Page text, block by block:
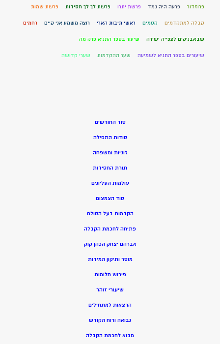
פרוזדור פרעה היה גמד פרשת יתרו פרשת לך לך חסידות פרשת שמות
קבלה למתקדמים קסמים ראשי תיבות הארי רוצה משמע אני קיים רחמים
שבאבניקים לצפייה ישירה שיעור בספר התניא פרק מה
שיעורים בספר התניא לשמיעה שער ההקדמות שערי קדושה
סוד החודשים
סודות התפילה
זוגיות ומשפחה
תורת החסידות
עולמות העליונים
סוד הצמצום
הקדמות בעל הסולם
פתיחה לחכמת הקבלה
אברהם יצחק הכהן קוק
מוסר ותיקון המידות
פירוש חלומות
שיעורי זוהר
הרצאות למתחילים
נבואה ורוח הקודש
מבוא לחכמת הקבלה